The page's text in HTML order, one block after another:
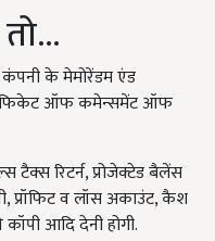
के मेमोरेंडम एंड
ऑफ कमेन्‍समेंट ऑफ
रिटर्न, प्रोजेक्‍टेड बैलेंस
प्रॉफिट व लॉस अकाउंट, कैश
आदि देनी होगी.